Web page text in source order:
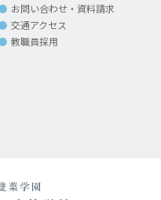
お問い合わせ・資料請求
交通アクセス
教職員採用